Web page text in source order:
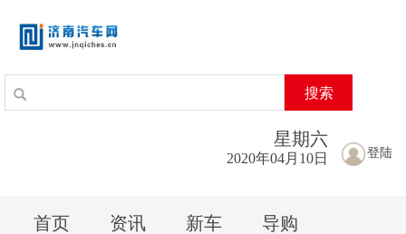
搜索
登陆
星期六
2020年04月10日
首页 资讯 新车 导购